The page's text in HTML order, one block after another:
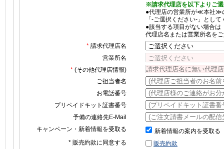
※請求代理店を以下よりご選
●代理店の営業所が≪本社≫
「‐ご選択ください‐」とし
●該当する項目がない場合は
代理店名または営業所名を
請求代理店名
営業所名
(その他代理店情報)
ご担当者名
お電話番号
プリペイドキット証書番号
予備の連絡先E-Mail
キャンペーン・新着情報を受取る
新着情報の案内を受取る
* 販売約款に同意する
販売約款